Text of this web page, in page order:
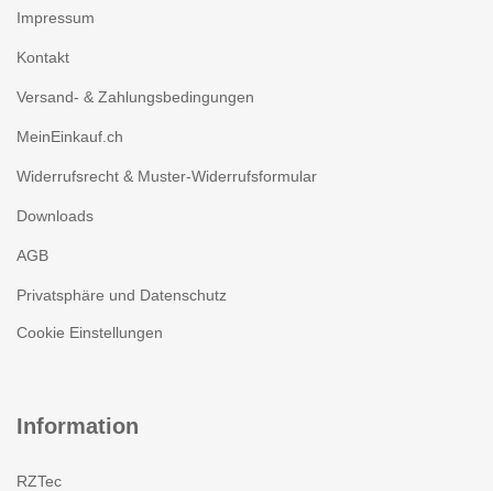
Impressum
Kontakt
Versand- & Zahlungsbedingungen
MeinEinkauf.ch
Widerrufsrecht & Muster-Widerrufsformular
Downloads
AGB
Privatsphäre und Datenschutz
Cookie Einstellungen
Information
RZTec